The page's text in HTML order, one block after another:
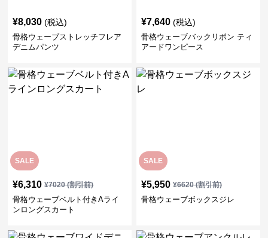
¥8,030 (税込)
骨格ウェーブストレッチフレア
デニムパンツ
¥7,640 (税込)
骨格ウェーブバックリボン ティ
アードワンピース
SALE
¥6,310 ¥7020(割引前)
骨格ウェーブベルト付きAライ
ンロングスカート
SALE
¥5,950 ¥6620(割引前)
骨格ウェーブボックスジレ